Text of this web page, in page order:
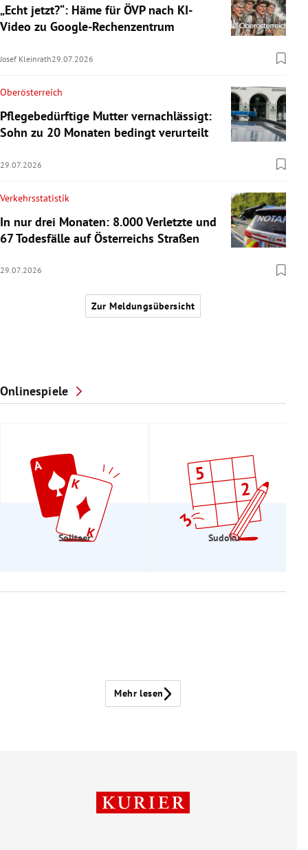
„Echt jetzt?“: Häme für ÖVP nach KI-
Video zu Google-Rechenzentrum
Josef Kleinrath29.07.2026
Oberösterreich
Pflegebedürftige Mutter vernachlässigt:
Sohn zu 20 Monaten bedingt verurteilt
29.07.2026
Verkehrsstatistik
In nur drei Monaten: 8.000 Verletzte und
67 Todesfälle auf Österreichs Straßen
29.07.2026
Zur Meldungsübersicht
Onlinespiele
Solitaer Sudoku
Mehr lesen